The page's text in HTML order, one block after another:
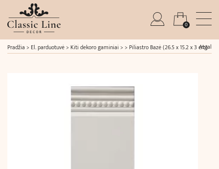
0
Pradžia > El. parduotuvė> Kiti dekoro gaminiai > > Piliastro Bazė (26.5 x 15.2 x 3 cm)
Atgal